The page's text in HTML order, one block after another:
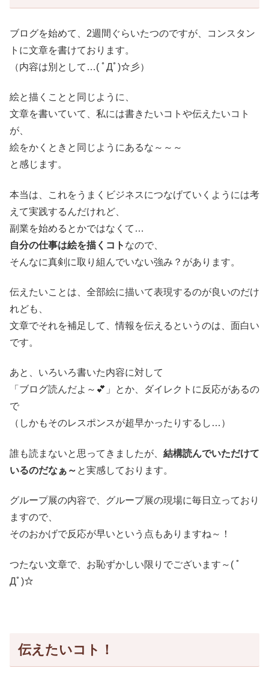
ブログを始めて、2週間ぐらいたつのですが、コンスタン
トに文章を書けております。
（内容は別として…( ﾟДﾟ)☆彡）
絵と描くことと同じように、
文章を書いていて、私には書きたいコトや伝えたいコト
が、
絵をかくときと同じようにあるな～～～
と感じます。
本当は、これをうまくビジネスにつなげていくようには考
えて実践するんだけれど、
副業を始めるとかではなくて…
自分の仕事は絵を描くコト なので、
そんなに真剣に取り組んでいない強み？があります。
伝えたいことは、全部絵に描いて表現するのが良いのだけ
れども、
文章でそれを補足して、情報を伝えるというのは、面白い
です。
あと、いろいろ書いた内容に対して
「ブログ読んだよ～💕」とか、ダイレクトに反応があるの
で
（しかもそのレスポンスが超早かったりするし…）
誰も読まないと思ってきましたが、 結構読んでいただけて
いるのだなぁ～ と実感しております。
グループ展の内容で、グループ展の現場に毎日立っており
ますので、
そのおかげで反応が早いという点もありますね～！
つたない文章で、お恥ずかしい限りでございます～( ﾟ
Дﾟ)☆
伝えたいコト！